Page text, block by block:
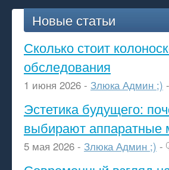
Новые статьи
Сколько стоит
обследования
1 июня 2026 - Злюка Админ ;) -
Эстетика будущего:
выбирают аппаратные
5 мая 2026 - Злюка Админ ;) -